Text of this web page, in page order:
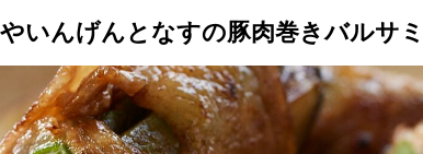
プロが教えるレシピ 厳選！店探し 食のストーリー
いんげんとなすの豚肉巻きバルサ